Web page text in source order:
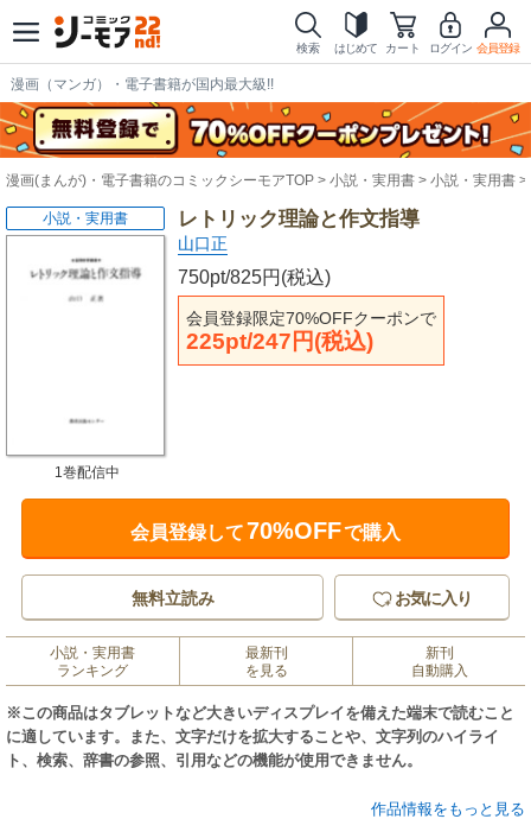
検索 はじめて カート ログイン 会員登録
漫画（マンガ）・電子書籍が国内最大級!!
漫画(まんが)・電子書籍のコミックシーモアTOP 小説・実用書 小説・実用書
レトリック理論と作文指導
山口正
750pt/825円(税込)
会員登録限定70%OFFクーポンで
225pt/247円(税込)
小説・実用書
1巻配信中
会員登録して70%OFFで購入
無料立読み お気に入り
小説・実用書
ランキング
最新刊
を見る
新刊
自動購入
※この商品はタブレットなど大きいディスプレイを備えた端末で読むこと
に適しています。また、文字だけを拡大することや、文字列のハイライ
ト、検索、辞書の参照、引用などの機能が使用できません。
万葉国語学者の著者が、修辞学を縦軸に国語教育、現場から生まれた作文
作品情報をもっと見る